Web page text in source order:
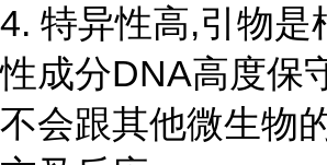
4. 特异性高,引物是
性成分DNA高度保
不会跟其他微生物